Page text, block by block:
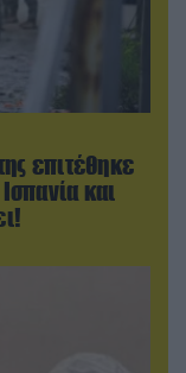
επιτέθηκε
και